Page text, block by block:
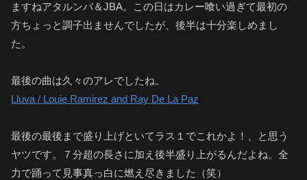
ますねアタルンバ＆JBA。この日はカレー喰い過ぎて最初の
方ちょっと調子出ませんでしたが、後半は十分楽しめまし
た。
最後の曲は久々のアレでしたね。
Lluva / Louie Ramirez and Ray De La Paz
最後の最後まで盛り上げといてラス１でこれかよ！、と思う
ヤツです。７分超の長さに加え後半盛り上がるんだよね。全
力で踊って見事真っ白に燃え尽きました（笑）